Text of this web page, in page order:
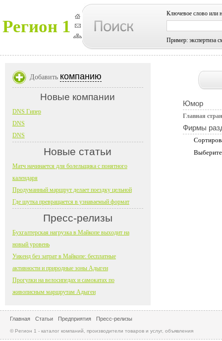
Регион 1
Ключевое слово или
Пример: экспертиза
Юмор
Главная
Фирмы
Добавить компанию
Новые компании
DNS Гипер
DNS
DNS
Новые статьи
Матч начинается для болельщика с понятного
календаря
Продуманный маршрут делает поездку цельной
Где шутка превращается в узнаваемый формат
Пресс-релизы
Бухгалтерская нагрузка в Майкопе выходит на
новый уровень
Уикенд без затрат в Майкопе: бесплатные
активности и природные зоны Адыгеи
Прогулки на велосипедах и самокатах по
живописным маршрутам Адыгеи
Главная Статьи Предприятия Пресс-релизы
© Регион 1 - каталог компаний, производители товаров и услуг, объявления